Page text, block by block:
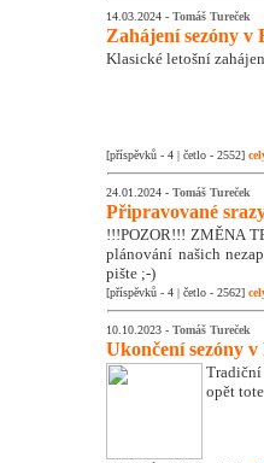
14.03.2024 - Tomáš Tureček
Zahájení sezóny v
Klasické letošní
[příspěvků - 4 | četlo - 2552]
24.01.2024 - Tomáš Tureček
Připravované
!!!POZOR!!! ZMĚNA
plánování našich
pište ;-)
[příspěvků - 4 | četlo - 2562]
10.10.2023 - Tomáš Tureček
Ukončení sezóny v
opět